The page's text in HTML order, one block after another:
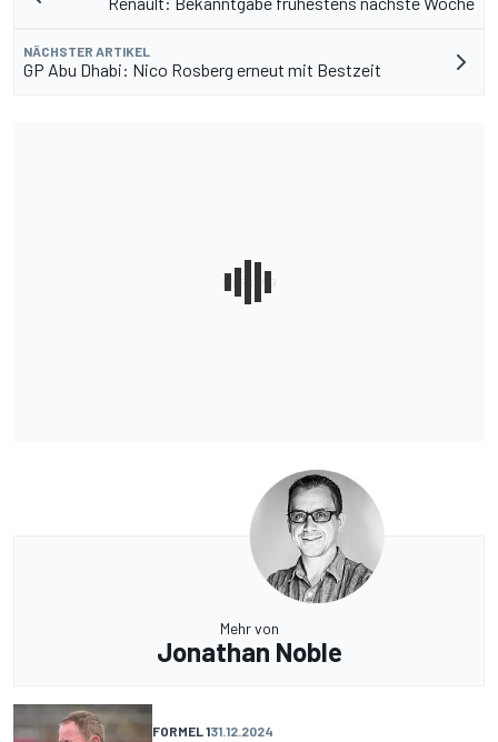
NÄCHSTER ARTIKEL
GP Abu Dhabi: Nico Rosberg erneut mit Bestzeit
Mehr von
Jonathan Noble
FORMEL 131.12.2024